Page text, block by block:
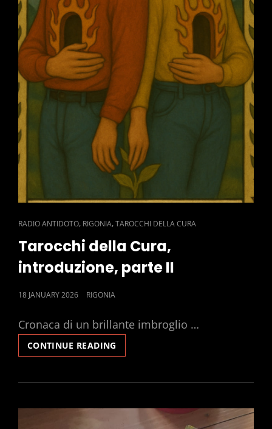
CAT
LINKS
RADIO ANTIDOTO, RIGONIA,TAROCCHI DELLA CURA
Tarocchi della Cura,
introduzione, parte II
POSTED
18 JANUARY 2026 RIGONIA
Cronaca di un brillante imbroglio …
CONTINUE READING
DELLA
INTRODUZIONE,
II